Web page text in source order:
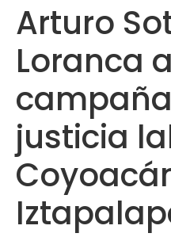
Arturo
Loranca
justicia